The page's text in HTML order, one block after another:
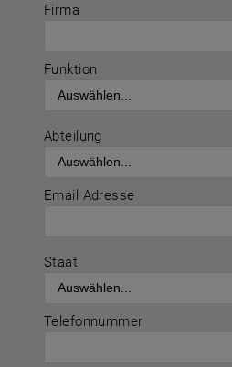
Firma
Funktion
Abteilung
Email Adresse
Staat
Telefonnummer